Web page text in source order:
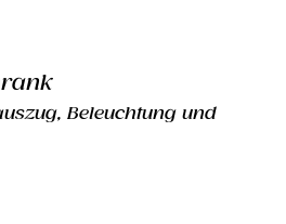
Beleuchtung und